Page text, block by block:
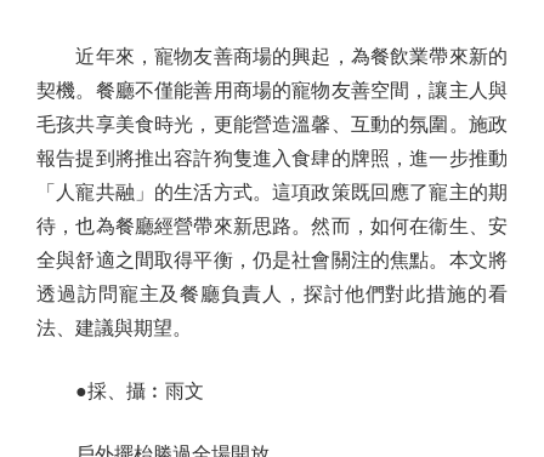
近年來，寵物友善商場的興起，為餐飲業帶來新的
契機。餐廳不僅能善用商場的寵物友善空間，讓主人與
毛孩共享美食時光，更能營造溫馨、互動的氛圍。施政
報告提到將推出容許狗隻進入食肆的牌照，進一步推動
「人寵共融」的生活方式。這項政策既回應了寵主的期
待，也為餐廳經營帶來新思路。然而，如何在衞生、安
全與舒適之間取得平衡，仍是社會關注的焦點。本文將
透過訪問寵主及餐廳負責人，探討他們對此措施的看
法、建議與期望。
●採、攝︰雨文